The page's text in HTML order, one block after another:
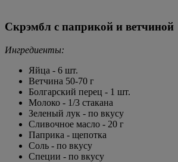
Скрэмбл с паприкой и ветчиной
Ингредиенты:
Яйца - 6 шт.
Ветчина 50-70 г
Болгарский перец - 1 шт.
Молоко - 1/3 стакана
Зеленый лук - по вкусу
Сливочное масло - 20 г
Паприка - щепотка
Соль - по вкусу
Специи - по вкусу